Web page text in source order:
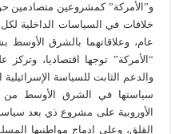
و”الأمركة” كمشروعين متصادمين
خلافات في السياسات الداخلية
عام، وعلاقاتهما بالشرق
“الأمركة” توجها اقتصاديا،
والدعم الثابت للسياسة
سياستها في الشرق الأوسط من
الأوروبية على مشروع ذي بعد
القلق، وعلى إدماج مواطنيها